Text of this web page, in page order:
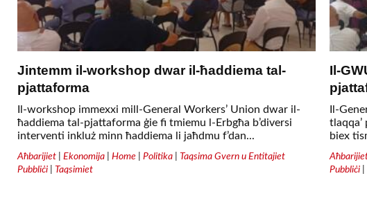
Jintemm il-workshop dwar il-ħaddiema tal-
pjattaforma
Il-workshop immexxi mill-General Workers’ Union dwar il-
ħaddiema tal-pjattaforma ġie fi tmiemu l-Erbgħa b’diversi
interventi inkluż minn ħaddiema li jaħdmu f’dan...
Aħbarijiet Ekonomija Home Politika
Taqsima Gvern u Entitajiet
Pubbliċi
Taqsimiet
Il-
Il-
biex
Pubbliċi|